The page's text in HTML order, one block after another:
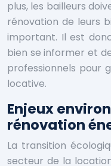
plus, les bailleurs
rénovation de leurs
important. Il est
bien se informer et
professionnels pour
locative.
Enjeux
rénovation
La transition
secteur de la